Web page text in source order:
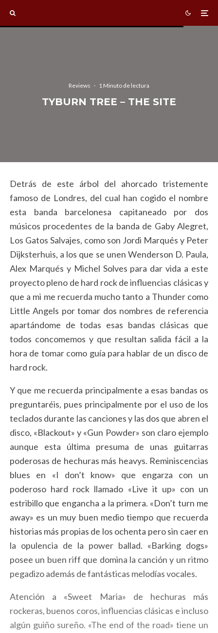
Reviews · 1 Minuto de lectura
TYBURN TREE – THE SITE
Detrás de este árbol del ahorcado tristemente
famoso de Londres, del cual han cogido el nombre
esta banda barcelonesa capitaneado por dos
músicos procedentes de la banda de Gaby Alegret,
Los Gatos Salvajes, como son Jordi Marqués y Peter
Dijksterhuis, a los que se unen Wenderson D. Paula,
Alex Marqués y Michel Solves para dar vida a este
proyecto pleno de hard rock de influencias clásicas y
que a mi me recuerda mucho tanto a Thunder como
Little Angels por tomar dos nombres de referencia
apartándome de todas esas bandas clásicas que
todos concomemos y que resultan salida fácil a la
hora de tomar como guía para hablar de un disco de
hard rock.
Y que me recuerda principalmente a esas bandas os
preguntaréis, pues principalmente por el uso de los
teclados durante las canciones y las dos que abren el
disco, «Blackout» y «Gun Powder» son claro ejemplo
aunque esta última presuma de unas guitarras
poderosas de hechuras más heavys. Reminiscencias
blues en «I don’t know» que engarza con un
poderoso hard rock llamado «Live it up» con un
estribillo que engancha a la primera. «Don’t turn me
away» es un muy buen medio tiempo que recuerda
historias más propias de los ochenta pero sin caer en
la opulencia de la power ballad. «Barking dogs»
posee un buen riff que domina la canción y un ritmo
pegadizo además de fantásticas melodías vocales.
Atención a «Sweet Maria» de hechuras más
rockeras, buenos coros, influencias clásicas e incluso
algún guiño sureño. «The end of the road» tiene un